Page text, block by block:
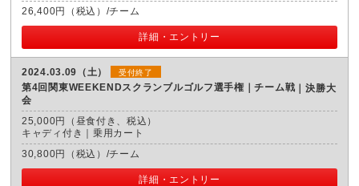
26,400円（税込）/チーム
詳細・エントリー
2024.03.09（土） 受付終了
第4回関東WEEKENDスクランブルゴルフ選手権｜チーム戦
決勝大
会
25,000円（昼食付き、税込）
キャディ付き｜乗用カート
30,800円（税込）/チーム
詳細・エントリー